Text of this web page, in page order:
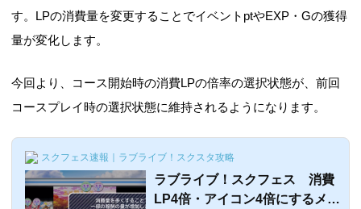
す。LPの消費量を変更することでイベントptやEXP・Gの獲得
量が変化します。
今回より、コース開始時の消費LPの倍率の選択状態が、前回
コースプレイ時の選択状態に維持されるようになります。
スクフェス速報｜ラブライブ！スクスタ攻略
ラブライブ！スクフェス 消費
LP4倍・アイコン4倍にするメリ